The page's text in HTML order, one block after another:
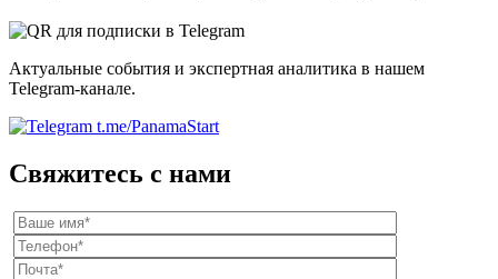
Актуальные события и экспертная аналитика в нашем
Telegram-канале.
t.me/PanamaStart
Свяжитесь с нами